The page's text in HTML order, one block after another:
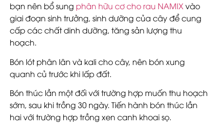
bạn nên bổ sung phân hữu cơ cho rau NAMIXvào
giai đoạn sinh trưởng, sinh dưỡng của cây để cung
cấp các chất dinh dưỡng, tăng sản lượng thu
hoạch.
Bón lót phân lân và kali cho cây, nên bón xung
quanh củ trước khi lấp đất.
Bón thúc lần một đối với trường hợp muốn thu hoạch
sớm, sau khi trồng 30 ngày. Tiến hành bón thúc lần
hai với trường hợp trồng xen canh khoai sọ.